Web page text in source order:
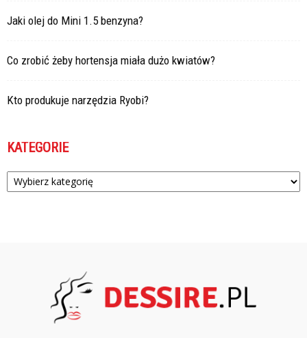
Jaki olej do Mini 1.5 benzyna?
Co zrobić żeby hortensja miała dużo kwiatów?
Kto produkuje narzędzia Ryobi?
KATEGORIE
Kategorie